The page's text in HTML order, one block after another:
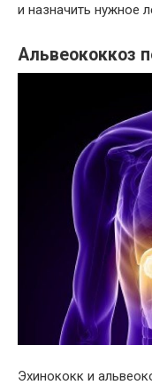
и назначить нужное
Альвеококкоз
Эхинококк и